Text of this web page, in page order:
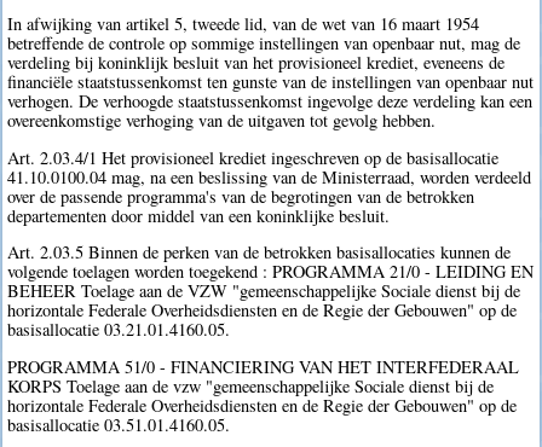
In afwijking van artikel 5, tweede lid, van de wet van 16 maart 1954
betreffende de controle op sommige instellingen van openbaar nut, mag de
verdeling bij koninklijk besluit van het provisioneel krediet, eveneens de
financiële staatstussenkomst ten gunste van de instellingen van openbaar nut
verhogen. De verhoogde staatstussenkomst ingevolge deze verdeling kan een
overeenkomstige verhoging van de uitgaven tot gevolg hebben.
Art. 2.03.4/1 Het provisioneel krediet ingeschreven op de basisallocatie
41.10.0100.04 mag, na een beslissing van de Ministerraad, worden verdeeld
over de passende programma's van de begrotingen van de betrokken
departementen door middel van een koninklijke besluit.
Art. 2.03.5 Binnen de perken van de betrokken basisallocaties kunnen de
volgende toelagen worden toegekend : PROGRAMMA 21/0 - LEIDING EN
BEHEER Toelage aan de VZW "gemeenschappelijke Sociale dienst bij de
horizontale Federale Overheidsdiensten en de Regie der Gebouwen" op de
basisallocatie 03.21.01.4160.05.
PROGRAMMA 51/0 - FINANCIERING VAN HET INTERFEDERAAL
KORPS Toelage aan de vzw "gemeenschappelijke Sociale dienst bij de
horizontale Federale Overheidsdiensten en de Regie der Gebouwen" op de
basisallocatie 03.51.01.4160.05.